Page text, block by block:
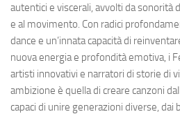
autentici e viscerali, avvolti da sonorità
e al movimento. Con radici
dance e un’innata capacità di
nuova energia e profondità emotiva, i
artisti innovativi e narratori di storie di
ambizione è quella di creare canzoni
capaci di unire generazioni diverse, dai